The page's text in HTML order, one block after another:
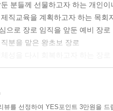
신뢰하고 격려하는 자여야 한다.
통해 힘을 더욱 커지게 할 줄
하듯이 장로는 상호 신뢰를 바
취하는 장로는 리더십의 방향
분들께 선물하고자 하는 개인이
직교육을 계획하고자 하는 목회
으로 장로 임직을 앞둔 예비 장로
분을 맡은 왕초보 장로
지루하지 않고 오히려 재미까지
더가 되길 원하는 모든 장로분
뷰를 선정하여 YES포인트 3만원을 드